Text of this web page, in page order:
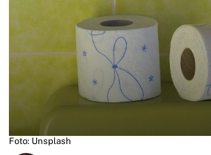
Foto: Unsplash